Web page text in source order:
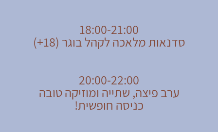
18:00-21:00
סדנאות מלאכה לקהל בוגר (18+)
20:00-22:00
ערב פיצה, שתייה ומוזיקה טובה
כניסה חופשית!